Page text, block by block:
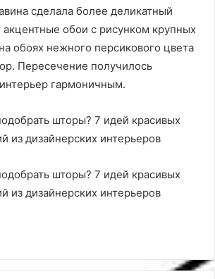
сделала более деликатный
обои с рисунком крупных
обоях нежного персикового цвета
Пересечение получилось
гармоничным.